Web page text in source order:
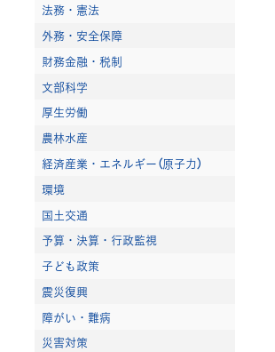
法務・憲法
外務・安全保障
財務金融・税制
文部科学
厚生労働
農林水産
経済産業・エネルギー（原子力）
環境
国土交通
予算・決算・行政監視
子ども政策
震災復興
障がい・難病
災害対策